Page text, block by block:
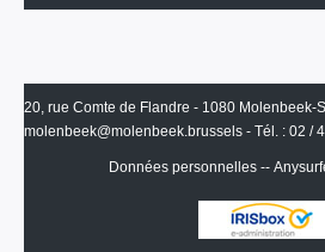
20, rue Comte de Flandre - 1080 Molenbeek-
molenbeek@molenbeek.brussels - Tél. : 02 /
Données personnelles --